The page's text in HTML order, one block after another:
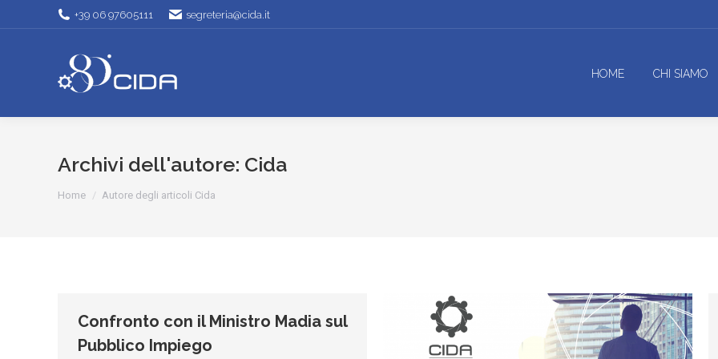
+39 06 97605111 segreteria@cida.it
HOME CHI SIAMO
Archivi dell'autore: Cida
Tu sei qui:
Home Autore degli articoli Cida
Confronto con il Ministro Madia sul
Pubblico Impiego